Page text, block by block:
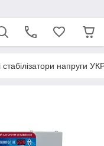
стабілізатори напруги